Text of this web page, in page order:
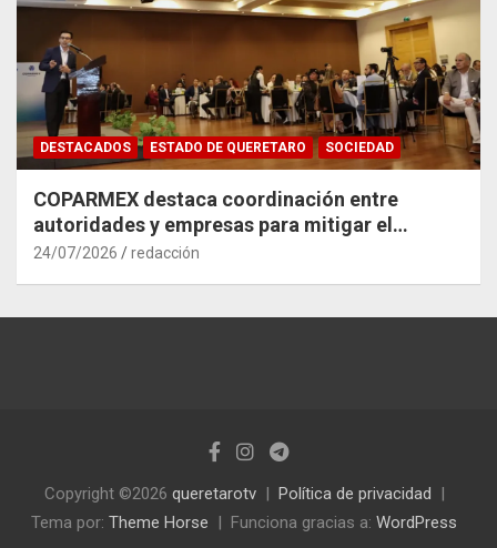
DESTACADOS ESTADO DE QUERETARO SOCIEDAD
COPARMEX destaca coordinación entre
autoridades y empresas para mitigar el
impacto del Tren México–Querétaro
24/07/2026 redacción
Copyright ©2026 queretarotv
Política de privacidad
Tema por: Theme Horse Funciona gracias a: WordPress